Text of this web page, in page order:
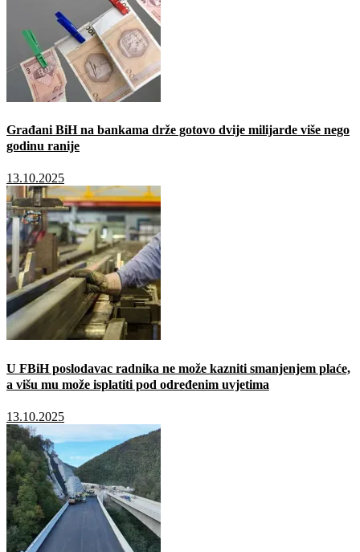
Građani BiH na bankama drže gotovo dvije milijarde više nego
godinu ranije
13.10.2025
U FBiH poslodavac radnika ne može kazniti smanjenjem plaće,
a višu mu može isplatiti pod određenim uvjetima
13.10.2025